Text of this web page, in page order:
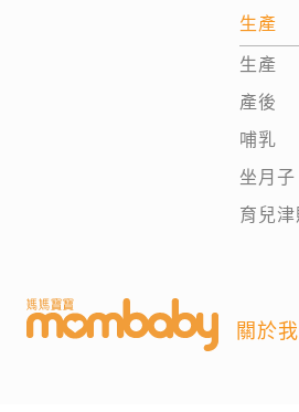
生產
生產
產後
哺乳
坐月子
育兒津
關於